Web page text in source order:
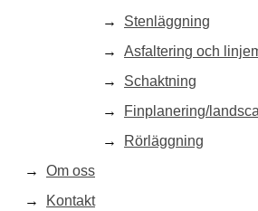
Stenläggning
Asfaltering och
Schaktning
Finplanering/
Rörläggning
Om oss
Kontakt